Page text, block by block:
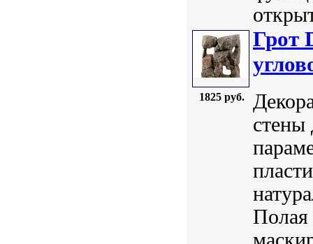
1825 руб.
Грот
стены
Полая